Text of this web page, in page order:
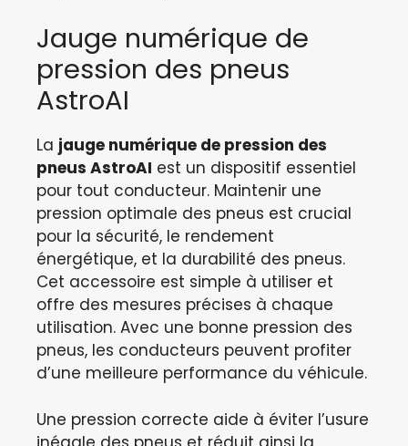
Jauge numérique de
pression des pneus
AstroAI
La jauge numérique de pression des
pneus AstroAI est un dispositif essentiel
pour tout conducteur. Maintenir une
pression optimale des pneus est crucial
pour la sécurité, le rendement
énergétique, et la durabilité des pneus.
Cet accessoire est simple à utiliser et
offre des mesures précises à chaque
utilisation. Avec une bonne pression des
pneus, les conducteurs peuvent profiter
d’une meilleure performance du véhicule.
Une pression correcte aide à éviter l’usure